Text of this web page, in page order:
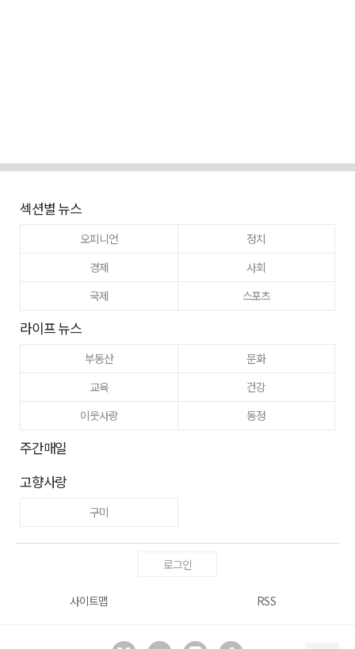
섹션별 뉴스
오피니언
정치
경제
사회
국제
스포츠
라이프 뉴스
부동산
문화
교육
건강
이웃사랑
동정
주간매일
고향사랑
구미
로그인
사이트맵 RSS